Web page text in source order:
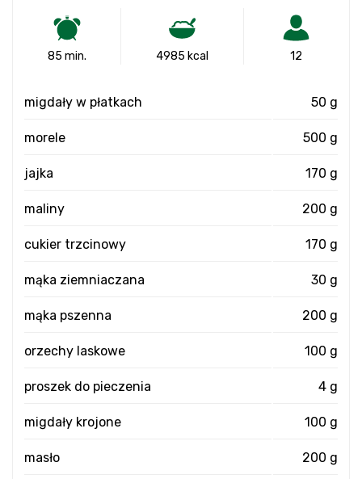
85 min. 4985 kcal 12
migdały w płatkach 50 g
morele 500 g
jajka 170 g
maliny 200 g
cukier trzcinowy 170 g
mąka ziemniaczana 30 g
mąka pszenna 200 g
orzechy laskowe 100 g
proszek do pieczenia 4 g
migdały krojone 100 g
masło 200 g